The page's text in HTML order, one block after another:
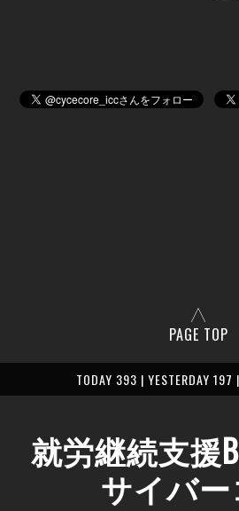
PAGE TOP
TODAY 393 | YESTERDAY
就労継続支援
サイバ